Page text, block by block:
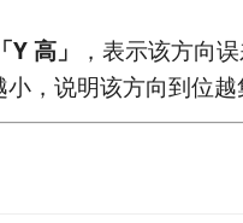
Y 高」
，表示该方向
小，说明该方向到位